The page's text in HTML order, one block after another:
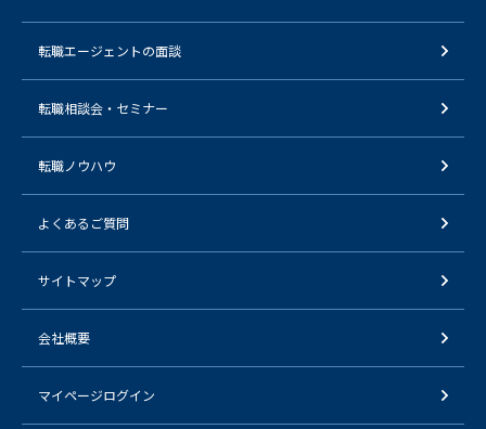
転職エージェントの面談
転職相談会・セミナー
転職ノウハウ
よくあるご質問
サイトマップ
会社概要
マイページログイン